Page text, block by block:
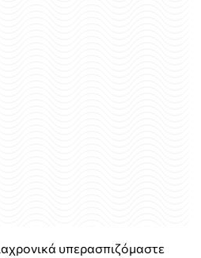
υπερασπιζόμαστε